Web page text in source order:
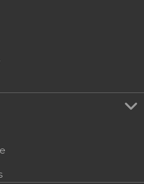
Algarrobo e Viña
Concha y Toro
Portillo e Laguna del Inca
de esqui El Colorado